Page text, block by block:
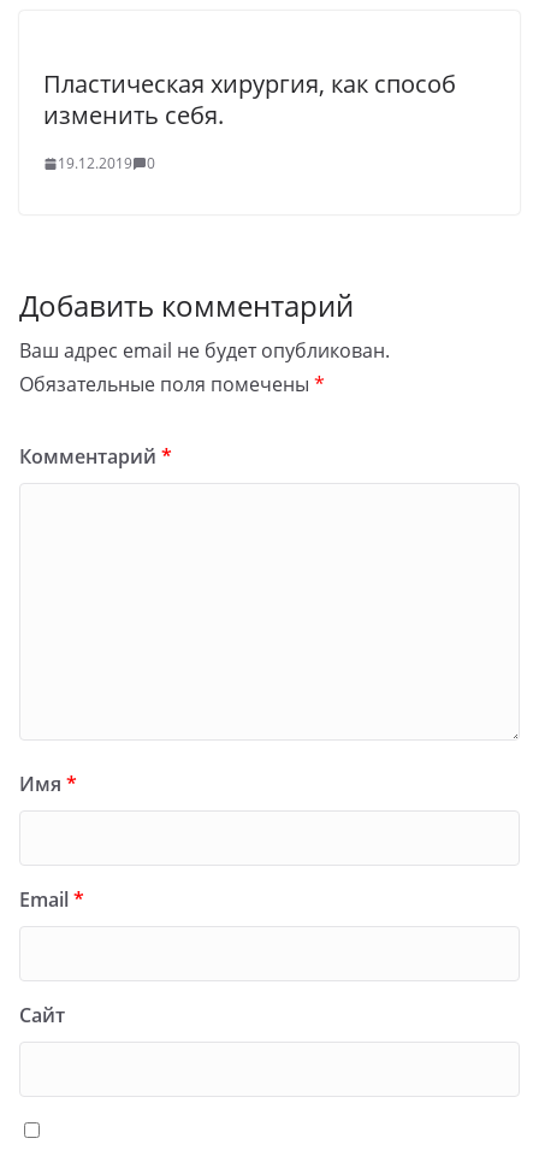
Пластическая хирургия, как способ
изменить себя.
19.12.2019 0
Добавить комментарий
Ваш адрес email не будет опубликован.
Обязательные поля помечены *
Комментарий *
Имя *
Email*
Сайт